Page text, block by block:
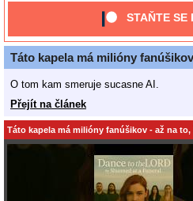
STAŇTE SE
Táto kapela má milióny
O tom kam smeruje sucasne AI.
Přejít na článek
Táto kapela má milióny fanúšikov - až na to,